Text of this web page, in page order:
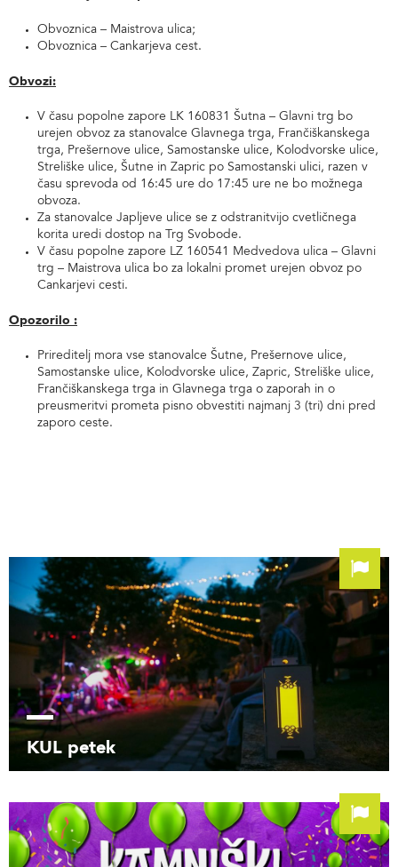
Obvoznica – Maistrova ulica;
Obvoznica – Cankarjeva cest.
Obvozi:
V času popolne zapore LK 160831 Šutna – Glavni trg bo
urejen obvoz za stanovalce Glavnega trga, Frančiškanskega
trga, Prešernove ulice, Samostanske ulice, Kolodvorske ulice,
Streliške ulice, Šutne in Zapric po Samostanski ulici, razen v
času sprevoda od 16:45 ure do 17:45 ure ne bo možnega
obvoza.
Za stanovalce Japljeve ulice se z odstranitvijo cvetličnega
korita uredi dostop na Trg Svobode.
V času popolne zapore LZ 160541 Medvedova ulica – Glavni
trg – Maistrova ulica bo za lokalni promet urejen obvoz po
Cankarjevi cesti.
Opozorilo :
Prireditelj mora vse stanovalce Šutne, Prešernove ulice,
Samostanske ulice, Kolodvorske ulice, Zapric, Streliške ulice,
Frančiškanskega trga in Glavnega trga o zaporah in o
preusmeritvi prometa pisno obvestiti najmanj 3 (tri) dni pred
zaporo ceste.
KUL petek